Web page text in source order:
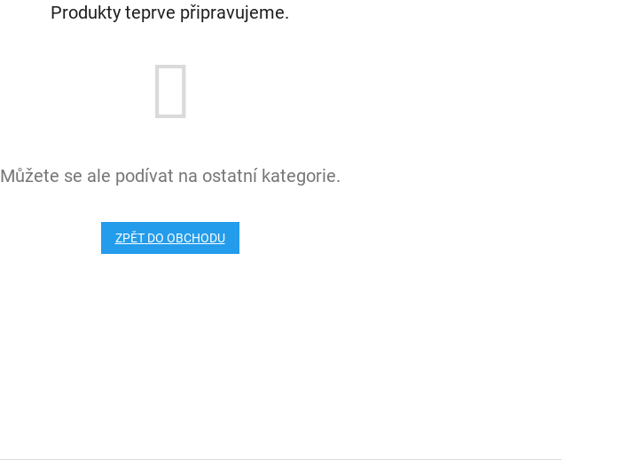
Produkty teprve připravujeme.
Můžete se ale podívat na ostatní kategorie.
ZPĚT DO OBCHODU